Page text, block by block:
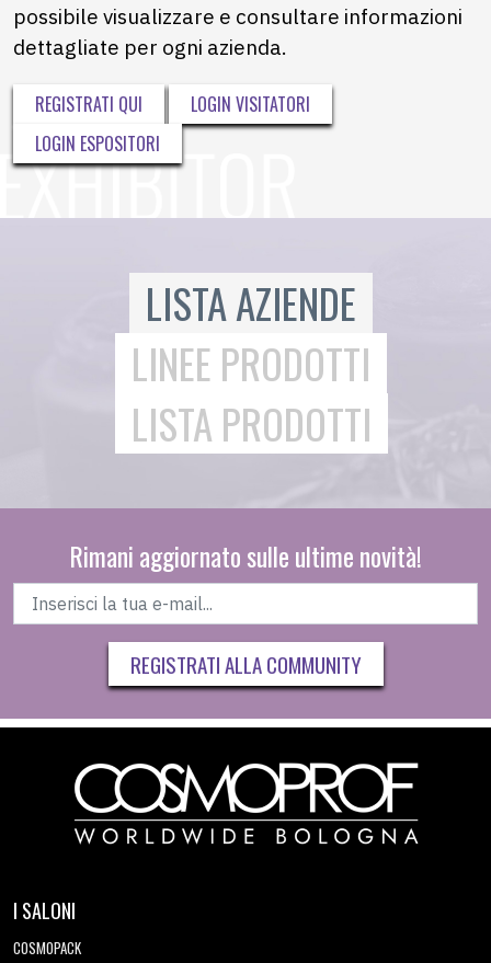
possibile visualizzare e consultare informazioni
dettagliate per ogni azienda.
REGISTRATI QUI
LOGIN VISITATORI
LOGIN ESPOSITORI
LISTA AZIENDE
LINEE PRODOTTI
LISTA PRODOTTI
Rimani aggiornato sulle ultime novità!
REGISTRATI ALLA COMMUNITY
I SALONI
COSMOPACK